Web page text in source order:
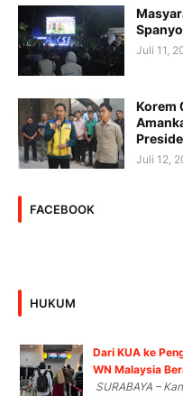
Juli 11,
Korem
Juli 12,
FACEBOOK
HUKUM
Dari KUA ke
WN Malaysia
SURABAYA –